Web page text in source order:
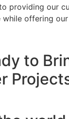
providing our
offering our